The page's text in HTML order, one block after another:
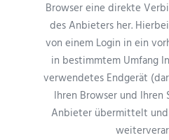
Browser eine direkte
des Anbieters her.
von einem Login in ein
in bestimmtem Umfang
verwendetes Endgerät
Ihren Browser und
Anbieter übermittelt